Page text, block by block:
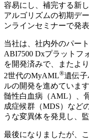
容易にし、補完する新
アルゴリズムの初期デ
ンラインセミナーで発
当社は、社内外のパー
ABI7500 Dxプラットフ
を開発済みで、またよ
2世代のMyAML®遺伝
ルの開発を進めていま
髄性白血病（AML）、
成症候群（MDS）など
うな変異体を発見し、
最後になりましたが、